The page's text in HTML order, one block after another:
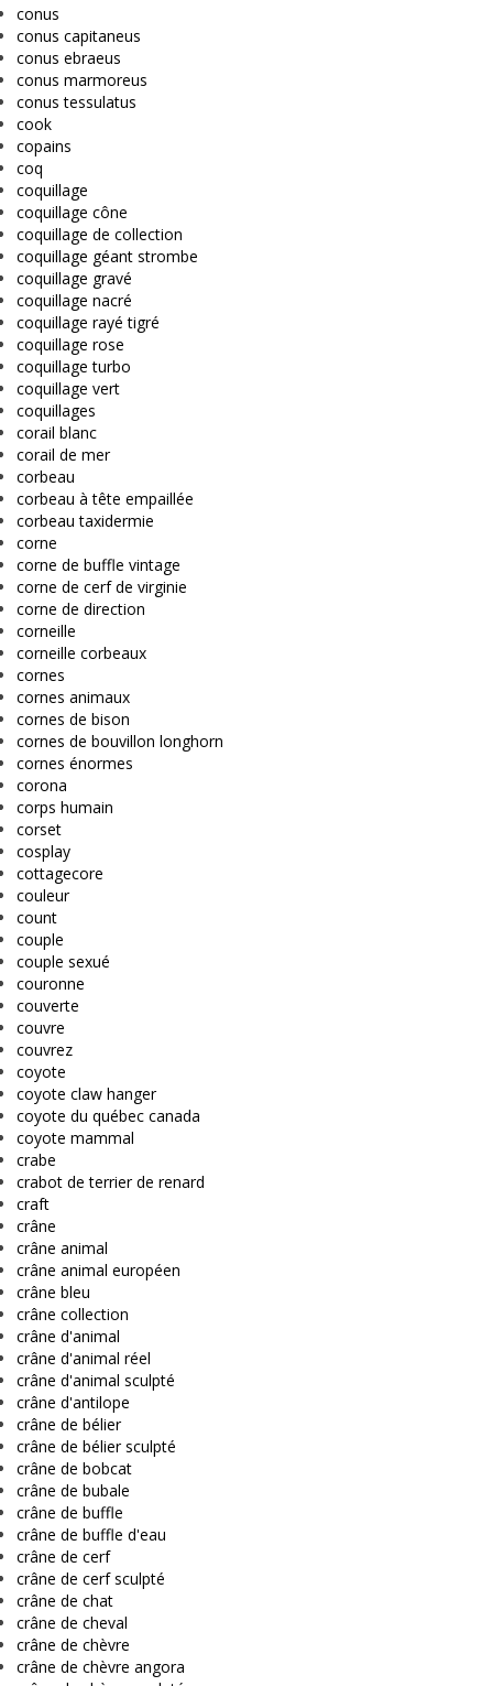
conus
conus capitaneus
conus ebraeus
conus marmoreus
conus tessulatus
cook
copains
coq
coquillage
coquillage cône
coquillage de collection
coquillage géant strombe
coquillage gravé
coquillage nacré
coquillage rayé tigré
coquillage rose
coquillage turbo
coquillage vert
coquillages
corail blanc
corail de mer
corbeau
corbeau à tête empaillée
corbeau taxidermie
corne
corne de buffle vintage
corne de cerf de virginie
corne de direction
corneille
corneille corbeaux
cornes
cornes animaux
cornes de bison
cornes de bouvillon longhorn
cornes énormes
corona
corps humain
corset
cosplay
cottagecore
couleur
count
couple
couple sexué
couronne
couverte
couvre
couvrez
coyote
coyote claw hanger
coyote du québec canada
coyote mammal
crabe
crabot de terrier de renard
craft
crâne
crâne animal
crâne animal européen
crâne bleu
crâne collection
crâne d'animal
crâne d'animal réel
crâne d'animal sculpté
crâne d'antilope
crâne de bélier
crâne de bélier sculpté
crâne de bobcat
crâne de bubale
crâne de buffle
crâne de buffle d'eau
crâne de cerf
crâne de cerf sculpté
crâne de chat
crâne de cheval
crâne de chèvre
crâne de chèvre angora